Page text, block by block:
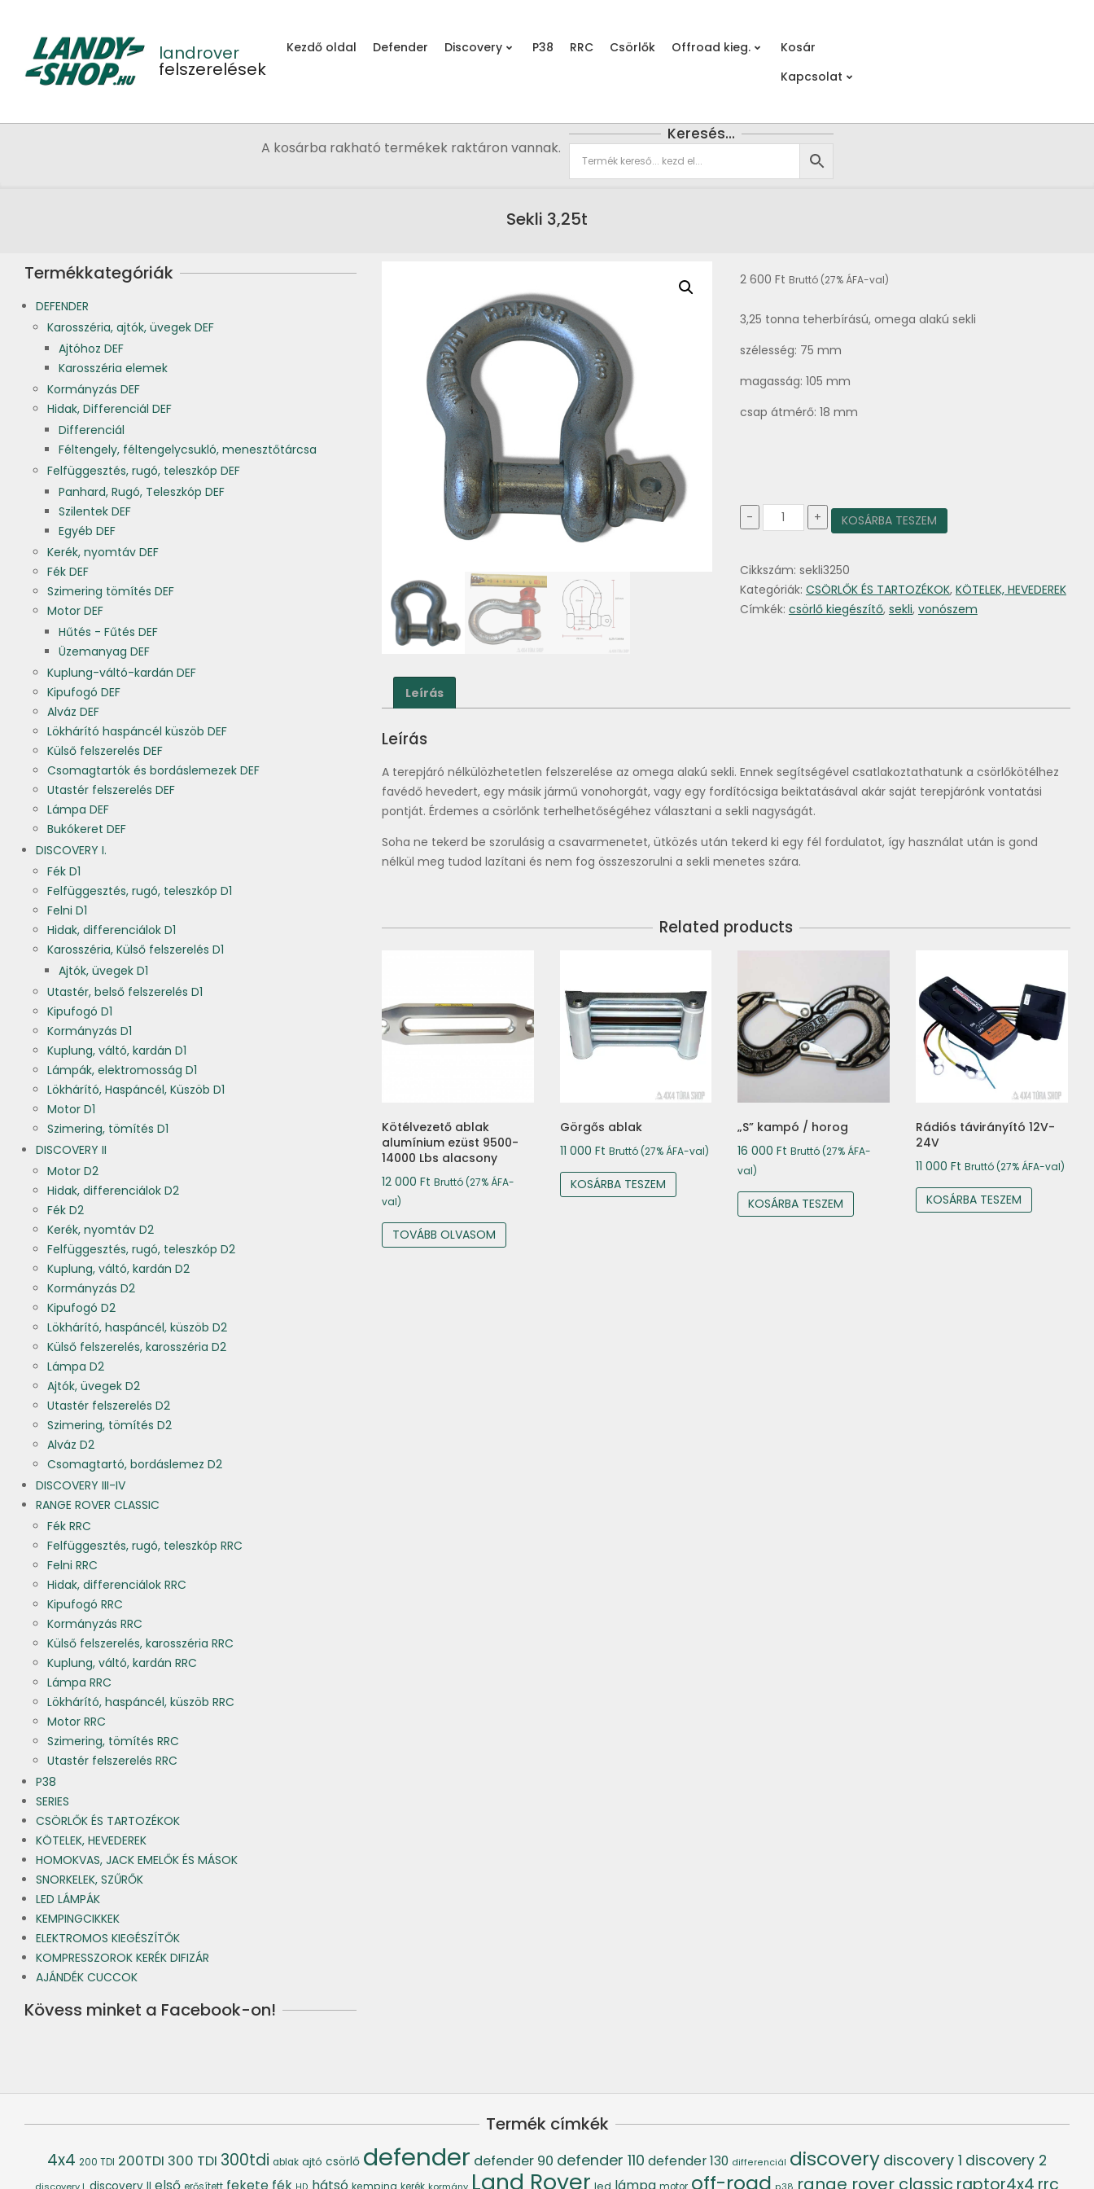
content
landrover
felszerelések
Kezdő oldal Defender Discovery P38 RRC Csörlők Offroad kieg.
Kosár
Kapcsolat
A kosárba rakható termékek raktáron vannak.
Keresés…
Sekli 3,25t
2 600 Ft Bruttó (27% ÁFA-val)
3,25 tonna teherbírású, omega alakú sekli
szélesség: 75 mm
magasság: 105 mm
csap átmérő: 18 mm
-
Sekli
3,25t
+ KOSÁRBA TESZEM
Cikkszám: sekli3250
Kategóriák: CSÖRLŐK ÉS TARTOZÉKOK, KÖTELEK, HEVEDEREK
Címkék: csörlő kiegészítő, sekli, vonószem
Leírás
Leírás
A terepjáró nélkülözhetetlen felszerelése az omega alakú sekli. Ennek segítségével csatlakoztathatunk a csörlőkötélhez
favédő hevedert, egy másik jármű vonohorgát, vagy egy fordítócsiga beiktatásával akár saját terepjárónk vontatási
pontját. Érdemes a csörlőnk terhelhetőségéhez választani a sekli nagyságát.
Soha ne tekerd be szorulásig a csavarmenetet, ütközés után tekerd ki egy fél fordulatot, így használat után is gond
nélkül meg tudod lazítani és nem fog összeszorulni a sekli menetes szára.
Related products
Kötélvezető ablak
alumínium ezüst 9500-
14000 Lbs alacsony
12 000 Ft Bruttó (27% ÁFA-
val)
TOVÁBB OLVASOM
Görgős ablak
11 000 Ft Bruttó (27% ÁFA-val)
KOSÁRBA TESZEM
„S” kampó / horog
16 000Ft Bruttó (27% ÁFA-
val)
KOSÁRBA TESZEM
Rádiós távirányító 12V-
24V
11 000Ft Bruttó (27% ÁFA-val)
KOSÁRBA TESZEM
Termékkategóriák
DEFENDER
Karosszéria, ajtók, üvegek DEF
Ajtóhoz DEF
Karosszéria elemek
Kormányzás DEF
Hidak, Differenciál DEF
Differenciál
Féltengely, féltengelycsukló, menesztőtárcsa
Felfüggesztés, rugó, teleszkóp DEF
Panhard, Rugó, Teleszkóp DEF
Szilentek DEF
Egyéb DEF
Kerék, nyomtáv DEF
Fék DEF
Szimering tömítés DEF
Motor DEF
Hűtés - Fűtés DEF
Üzemanyag DEF
Kuplung-váltó-kardán DEF
Kipufogó DEF
Alváz DEF
Lökhárító haspáncél küszöb DEF
Külső felszerelés DEF
Csomagtartók és bordáslemezek DEF
Utastér felszerelés DEF
Lámpa DEF
Bukókeret DEF
DISCOVERY I.
Fék D1
Felfüggesztés, rugó, teleszkóp D1
Felni D1
Hidak, differenciálok D1
Karosszéria, Külső felszerelés D1
Ajtók, üvegek D1
Utastér, belső felszerelés D1
Kipufogó D1
Kormányzás D1
Kuplung, váltó, kardán D1
Lámpák, elektromosság D1
Lökhárító, Haspáncél, Küszöb D1
Motor D1
Szimering, tömítés D1
DISCOVERY II
Motor D2
Hidak, differenciálok D2
Fék D2
Kerék, nyomtáv D2
Felfüggesztés, rugó, teleszkóp D2
Kuplung, váltó, kardán D2
Kormányzás D2
Kipufogó D2
Lökhárító, haspáncél, küszöb D2
Külső felszerelés, karosszéria D2
Lámpa D2
Ajtók, üvegek D2
Utastér felszerelés D2
Szimering, tömítés D2
Alváz D2
Csomagtartó, bordáslemez D2
DISCOVERY III-IV
RANGE ROVER CLASSIC
Fék RRC
Felfüggesztés, rugó, teleszkóp RRC
Felni RRC
Hidak, differenciálok RRC
Kipufogó RRC
Kormányzás RRC
Külső felszerelés, karosszéria RRC
Kuplung, váltó, kardán RRC
Lámpa RRC
Lökhárító, haspáncél, küszöb RRC
Motor RRC
Szimering, tömítés RRC
Utastér felszerelés RRC
P38
SERIES
CSÖRLŐK ÉS TARTOZÉKOK
KÖTELEK, HEVEDEREK
HOMOKVAS, JACK EMELŐK ÉS MÁSOK
SNORKELEK, SZŰRŐK
LED LÁMPÁK
KEMPINGCIKKEK
ELEKTROMOS KIEGÉSZÍTŐK
KOMPRESSZOROK KERÉK DIFIZÁR
AJÁNDÉK CUCCOK
Kövess minket a Facebook-on!
Termék címkék
4x4 200 TDI 200TDI 300 TDI 300tdi ablak ajtó csörlő defender defender 90 defender 110 defender 130 differenciál discovery discovery 1 discovery 2
első fekete kemping Land Rover off-road range rover classic raptor4x4 rrc